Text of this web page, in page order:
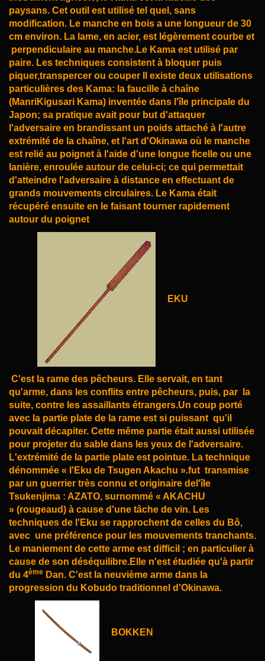
paysans. Cet outil est utilisé tel quel, sans
modification. Le manche en bois a une longueur de 30
cm environ. La lame, en acier, est légèrement courbe et
perpendiculaire au manche.Le Kama est utilisé par
paire. Les techniques consistent à bloquer puis
piquer,transpercer ou couper Il existe deux utilisations
particulières des Kama: la faucille à chaîne
(ManriKigusari Kama) inventée dans l'île principale du
Japon; sa pratique avait pour but d'attaquer
l'adversaire en brandissant un poids attaché à l'autre
extrémité de la chaîne, et l'art d'Okinawa où le manche
est relié au poignet à l'aide d'une longue ficelle ou une
lanière, enroulée autour de celui-ci; ce qui permettait
d'atteindre l'adversaire à distance en effectuant de
grands mouvements circulaires. Le Kama était
récupéré ensuite en le faisant tourner rapidement
autour du poignet
EKU
C'est la rame des pêcheurs. Elle servait, en tant
qu'arme, dans les conflits entre pêcheurs, puis, par
la
suite, contre les assaillants étrangers.Un coup porté
avec la partie plate de la rame est si puissant qu'il
pouvait décapiter. Cette même partie était aussi utilisée
pour projeter du sable dans les yeux de l'adversaire.
L'extrémité de la partie plate est pointue. La technique
dénommée « l'Eku de Tsugen Akachu ».fut transmise
par un guerrier très connu et originaire del'île
Tsukenjima : AZATO, surnommé « AKACHU
» (rougeaud) à cause d'une tâche de vin. Les
techniques de l'Eku se rapprochent de celles du Bô,
avec une préférence pour les mouvements tranchants.
Le maniement de cette arme est difficil ; en particulier à
cause de son déséquilibre.Elle n'est étudiée qu'à partir
du 4ème Dan. C'est la neuvième arme dans la
progression du Kobudo traditionnel d'Okinawa.
BOKKEN